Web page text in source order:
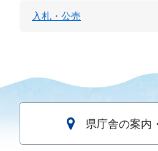
入札・公売
県庁舎の案内